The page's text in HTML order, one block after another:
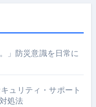
」防災意識を日常に
ュリティ・サポート
処法